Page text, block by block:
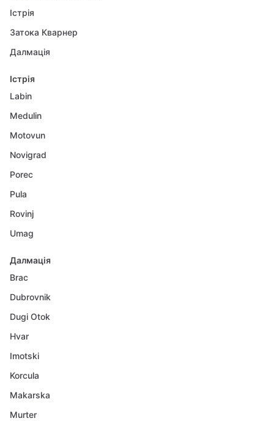
Істрія
Затока Кварнер
Далмація
Істрія
Labin
Medulin
Motovun
Novigrad
Porec
Pula
Rovinj
Umag
Далмація
Brac
Dubrovnik
Dugi Otok
Hvar
Imotski
Korcula
Makarska
Murter